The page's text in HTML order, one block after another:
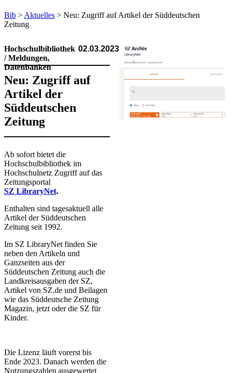
Bib > Aktuelles > Neu: Zugriff auf Artikel der Süddeutschen
Zeitung
Hochschulbibliothek
/ Meldungen,
Datenbanken
02.03.2023
Neu: Zugriff auf
Artikel der
Süddeutschen
Zeitung
​Ab sofort bietet die
Hochschulbibliothek im
Hochschulnetz Zugriff auf das
Zeitungsportal
SZ LibraryNet.
Enthalten sind tagesaktuell alle
Artikel der Süddeutschen
Zeitung seit 1992.
Im SZ LibraryNet finden Sie
neben den Artikeln und
Ganzseiten aus der
Süddeutschen Zeitung auch die
Landkreisausgaben der SZ,
Artikel von SZ.de und Beilagen
wie das Süddeutsche Zeitung
Magazin, jetzt oder die SZ für
Kinder.
Die Lizenz läuft vorerst bis
Ende 2023. Danach werden die
Nutzungszahlen ausgewertet